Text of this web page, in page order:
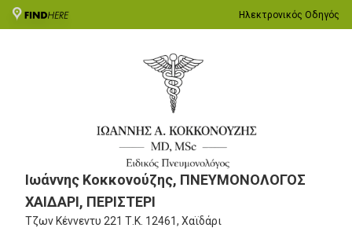
Ηλεκτρονικός Οδηγός
Ιωάννης Κοκκονούζης, ΠΝΕΥΜΟΝΟΛΟΓΟΣ
ΧΑΙΔΑΡΙ, ΠΕΡΙΣΤΕΡΙ
Τζων Κέννεντυ 221 Τ.Κ. 12461, Χαϊδάρι